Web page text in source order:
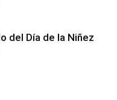
del Día de la Niñez